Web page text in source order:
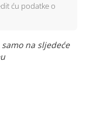
ću podatke o
na sljedeće